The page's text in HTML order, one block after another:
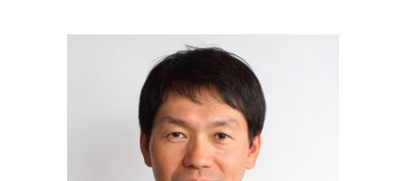
パチンコ 借金
家庭裁判所 離婚
交通事故 損害賠償
自動運転 死亡事故
交通事故 入院 慰謝料
後遺障害 等級
交差点 事故 過失割合
労働問題 弁護士
不動産トラブル 法律問題
法律問題 品川区
家事事件 法律事務所
隣人トラブル 法律問題 相談
不動産 管理 法律問題